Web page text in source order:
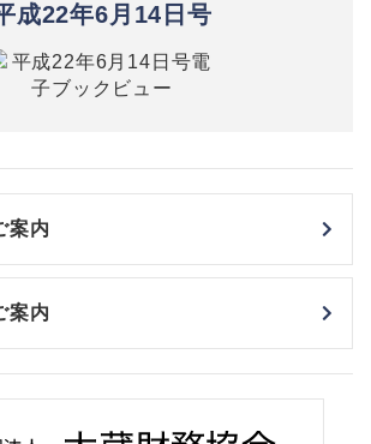
成22年6月14日号
案内
案内